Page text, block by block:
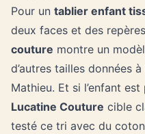
Pour un tablier enfant
deux faces et des
couture montre un
d’autres tailles données
Mathieu. Et si l’enfant
Lucatine Couture cible
testé ce tri avec du